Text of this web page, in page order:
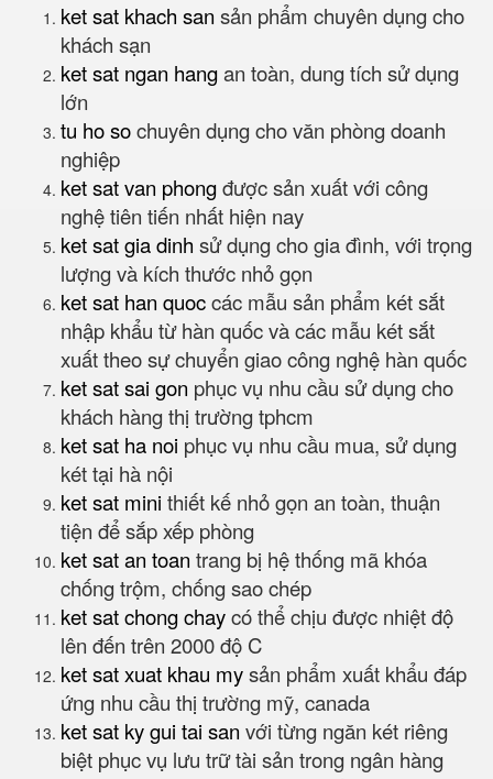
ket sat khach san sản phẩm chuyên dụng cho
khách sạn
ket sat ngan hangan toàn, dung tích sử dụng
lớn
tu ho sochuyên dụng cho văn phòng doanh
nghiệp
ket sat van phongđược sản xuất với công
nghệ tiên tiến nhất hiện nay
ket sat gia dinh sử dụng cho gia đình, với trọng
lượng và kích thước nhỏ gọn
ket sat han quoccác mẫu sản phẩm két sắt
nhập khẩu từ hàn quốc và các mẫu két sắt
xuất theo sự chuyển giao công nghệ hàn quốc
ket sat sai gon phục vụ nhu cầu sử dụng cho
khách hàng thị trường tphcm
ket sat ha noi phục vụ nhu cầu mua, sử dụng
két tại hà nội
ket sat mini thiết kế nhỏ gọn an toàn, thuận
tiện để sắp xếp phòng
ket sat an toan trang bị hệ thống mã khóa
chống trộm, chống sao chép
ket sat chong chaycó thể chịu được nhiệt độ
lên đến trên 2000 độ C
ket sat xuat khau mysản phẩm xuất khẩu đáp
ứng nhu cầu thị trường mỹ, canada
ket sat ky gui tai san với từng ngăn két riêng
biệt phục vụ lưu trữ tài sản trong ngân hàng